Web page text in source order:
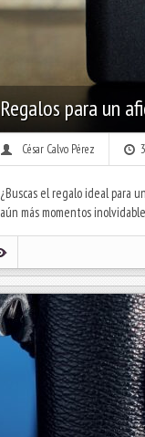
Regalos para un
César Calvo Pérez
¿Buscas el regalo ideal para
aún más momentos